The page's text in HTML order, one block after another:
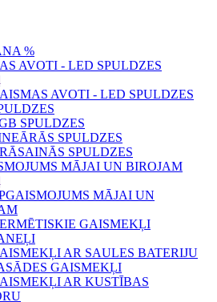
%
AVOTI - LED SPULDZES
AVOTI - LED SPULDZES
SPULDZES
SPULDZES
SPULDZES
MĀJAI UN BIROJAM
MĀJAI UN
GAISMEKĻI
AR SAULES BATERIJU
GAISMEKĻI
AR KUSTĪBAS